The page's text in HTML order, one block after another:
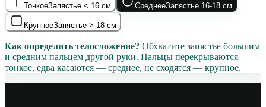
ТонкоеЗапястье < 16 см СреднееЗапястье 16-18 см
КрупноеЗапястье > 18 см
Как определить телосложение? Обхватите запястье большим
и средним пальцем другой руки. Пальцы перекрываются —
тонкое, едва касаются — среднее, не сходятся — крупное.